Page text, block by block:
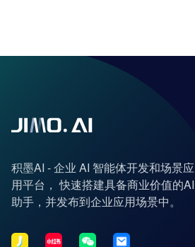
积墨AI - 企业 AI 智能体开发和场景应
用平台， 快速搭建具备商业价值的AI
助手，并发布到企业应用场景中。